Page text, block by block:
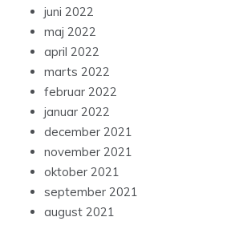
juni 2022
maj 2022
april 2022
marts 2022
februar 2022
januar 2022
december 2021
november 2021
oktober 2021
september 2021
august 2021